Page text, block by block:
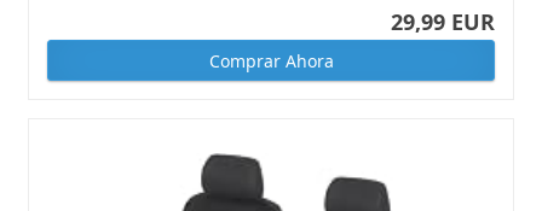
29,99 EUR
Comprar Ahora